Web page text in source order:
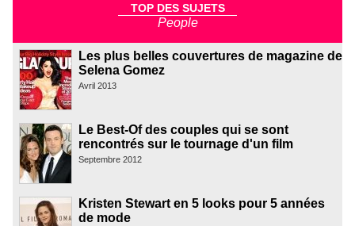
TOP DES SUJETS
People
Les plus belles couvertures de magazine de
Selena Gomez
Avril 2013
Le Best-Of des couples qui se sont
rencontrés sur le tournage d'un film
Septembre 2012
Kristen Stewart en 5 looks pour 5 années
de mode